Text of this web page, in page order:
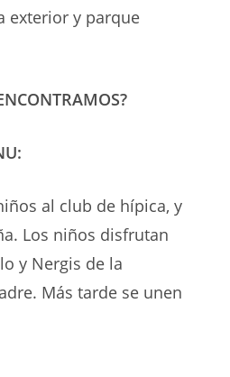
exterior y parque
al club de hípica, y
Los niños disfrutan
y Nergis de la
Más tarde se unen